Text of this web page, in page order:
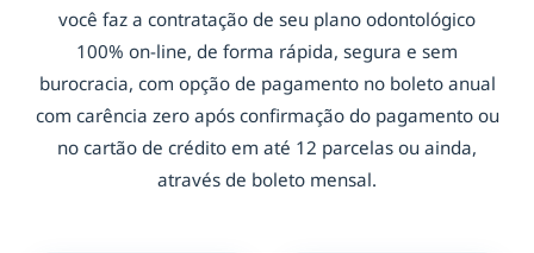
você faz a contratação de seu plano odontológico
100% on-line, de forma rápida, segura e sem
burocracia, com opção de pagamento no boleto anual
com carência zero após confirmação do pagamento ou
no cartão de crédito em até 12 parcelas ou ainda,
através de boleto mensal.